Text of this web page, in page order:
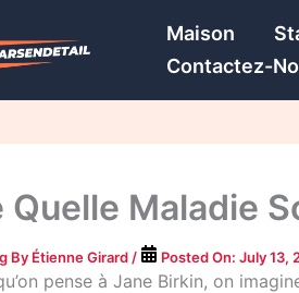
Maison
Contactez-
Quelle Maladie
By Étienne Girard / Posted On: July 13,
pense à Jane Birkin, on